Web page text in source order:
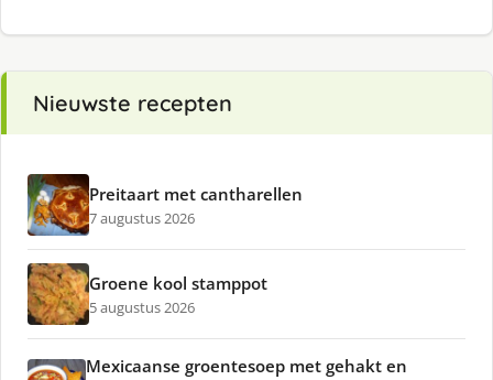
Nieuwste recepten
Preitaart met cantharellen
7 augustus 2026
Groene kool stamppot
5 augustus 2026
Mexicaanse groentesoep met gehakt en